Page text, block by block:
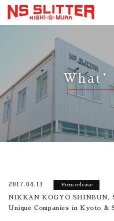
2017.04.11 Press release
NIKKAN KOGYO SHINBUN,
Unique Companies in Kyoto &